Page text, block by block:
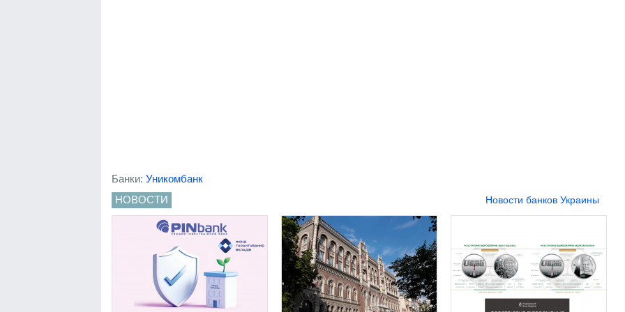
Банки: Уникомбанк
НОВОСТИ
Новости банков Украины